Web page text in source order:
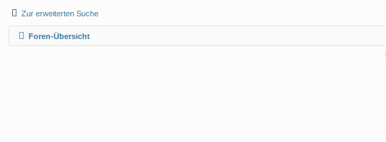
Zur erweiterten Suche
Foren-Übersicht